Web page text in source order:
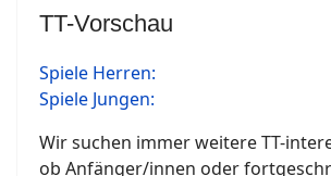
TT-Vorschau
Spiele Herren:
Spiele Jungen:
Wir suchen immer weitere TT-
ob Anfänger/innen oder